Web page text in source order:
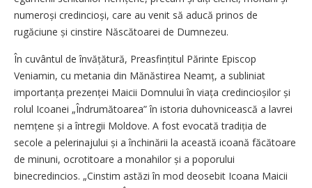
numeroși credincioși, care au venit să aducă prinos de
rugăciune și cinstire Născătoarei de Dumnezeu.
În cuvântul de învățătură, Preasfințitul Părinte Episcop
Veniamin, cu metania din Mănăstirea Neamț, a subliniat
importanța pre­zenței Maicii Domnului în viața credincioșilor și
rolul Icoanei „Îndrumătoarea” în istoria duhovnicească a lavrei
nemțene și a întregii Moldove. A fost evocată tradiția de
secole a pelerinajului și a închinării la această icoană făcătoare
de minuni, ocrotitoare a monahilor și a poporului
binecredincios. „Cinstim astăzi în mod deosebit Icoana Maicii